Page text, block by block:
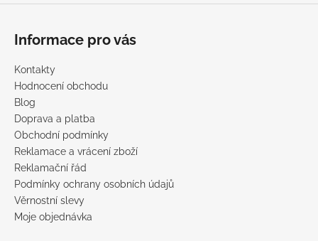
Informace pro vás
Kontakty
Hodnocení obchodu
Blog
Doprava a platba
Obchodní podmínky
Reklamace a vrácení zboží
Reklamační řád
Podmínky ochrany osobních údajů
Věrnostní slevy
Moje objednávka